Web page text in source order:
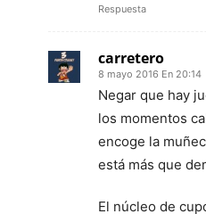
Respuesta
carretero
8 mayo 2016 En 20:14
Negar que hay
los momentos
encoge la
está más que
El núcleo de